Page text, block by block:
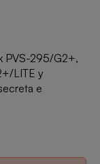
PVS-295/G2+,
LITE y
e